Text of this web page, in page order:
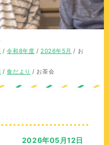
/令和8年度 / 2026年5月 / お
/食だより / お茶会
2026年05月12日